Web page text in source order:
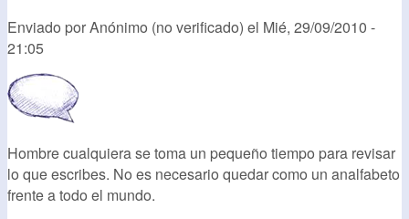
Enviado porAnónimo (no verificado) el Mié, 29/09/2010 -
21:05
Hombre cualquiera se toma un pequeño tiempo para revisar
lo que escribes. No es necesario quedar como un analfabeto
frente a todo el mundo.